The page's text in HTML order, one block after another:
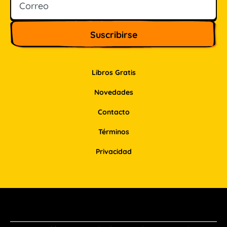
Libros Gratis
Novedades
Contacto
Términos
Privacidad